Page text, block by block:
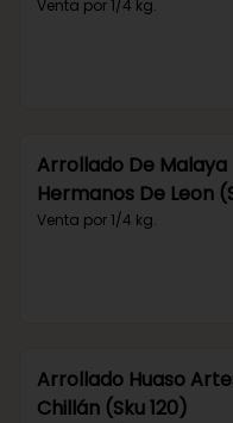
Venta por 1/4 kg.
Arrollado De Malaya
Hermanos De Leon
293)
Venta por 1/4 kg.
Arrollado Huaso
Chillán (Sku 120)